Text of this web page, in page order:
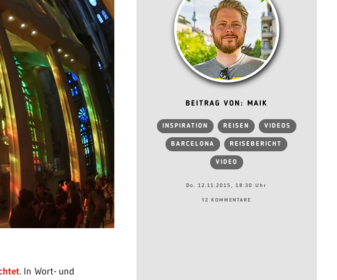
. In Wort- und
BEITRAG VON: MAIK
INSPIRATION REISEN VIDEOS
BARCELONA REISEBERICHT
VIDEO
Do. 12.11.2015, 18:30 Uhr
12 KOMMENTARE